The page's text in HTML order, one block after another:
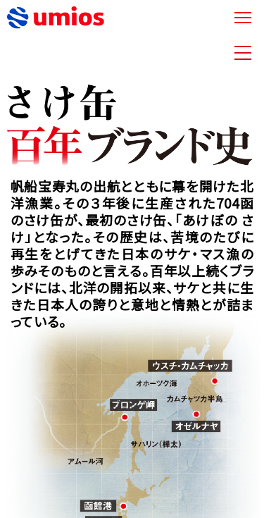
帆船宝寿丸の出航とともに幕を開けた北
洋漁業。その３年後に生産された704函
のさけ缶が、最初のさけ缶、「あけぼの さ
け」となった。その歴史は、苦境のたびに
再生をとげてきた日本のサケ・マス漁の
歩みそのものと言える。百年以上続くブラ
ンドには、北洋の開拓以来、サケと共に生
きた日本人の誇りと意地と情熱とが詰ま
っている。